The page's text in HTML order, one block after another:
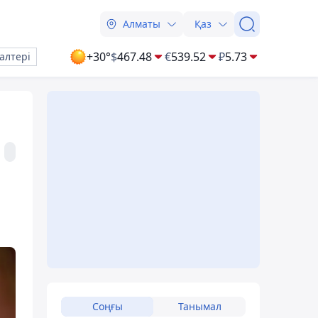
Алматы Қаз
+30°$467.48 €539.52 ₽5.73
Соңғы Танымал